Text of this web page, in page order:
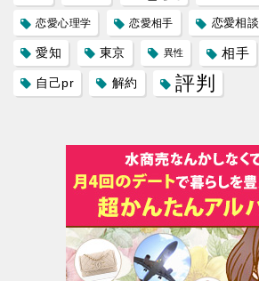
恋愛心理学 恋愛相手 恋愛相談
愛知 東京 異性 相手
自己pr 解約 評判